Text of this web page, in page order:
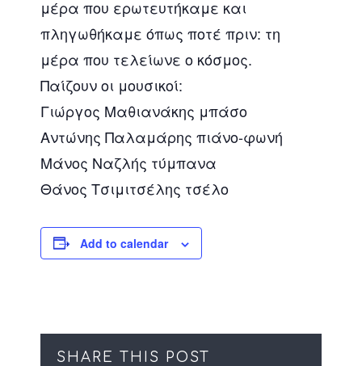
μέρα που ερωτευτήκαμε και
πληγωθήκαμε όπως ποτέ πριν: τη
μέρα που τελείωνε ο κόσμος.
Παίζουν οι μουσικοί:
Γιώργος Μαθιανάκης μπάσο
Αντώνης Παλαμάρης πιάνο-φωνή
Μάνος Ναζλής τύμπανα
Θάνος Τσιμιτσέλης τσέλο
Add to calendar
SHARE THIS POST